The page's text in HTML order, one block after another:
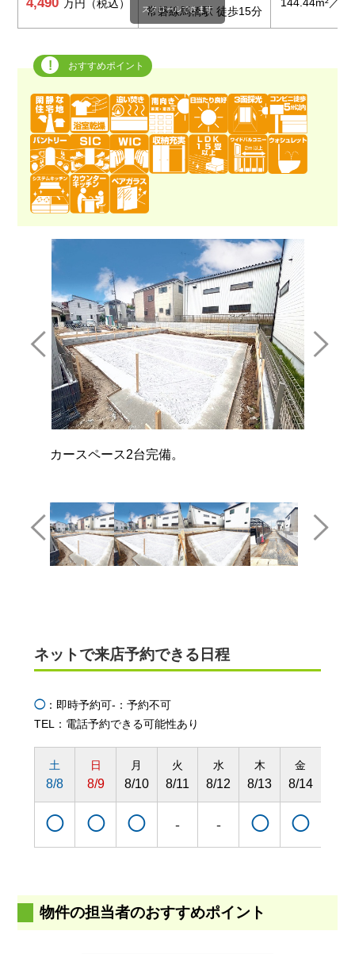
万円（税込）
常磐線馬橋駅 徒歩15分
スクロールできます
おすすめポイント
今日も、明日も、この街で、きっと誰かが幸
ネットで来店予約できる日程
◯：即時予約可-：予約不可
TEL：電話予約できる可能性あり
土
8/8
◯
日
8/9
◯
月
8/10
◯
火
8/11
-
水
8/12
-
木
8/13
◯
金
8/14
◯
物件の担当者のおすすめポイント